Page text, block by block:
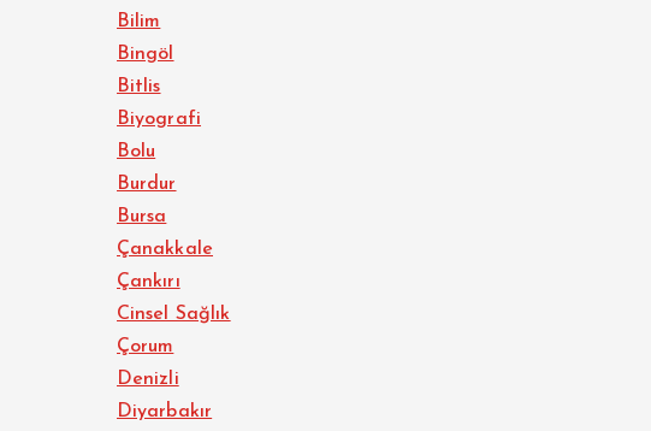
Bilim
Bingöl
Bitlis
Biyografi
Bolu
Burdur
Bursa
Çanakkale
Çankırı
Cinsel Sağlık
Çorum
Denizli
Diyarbakır